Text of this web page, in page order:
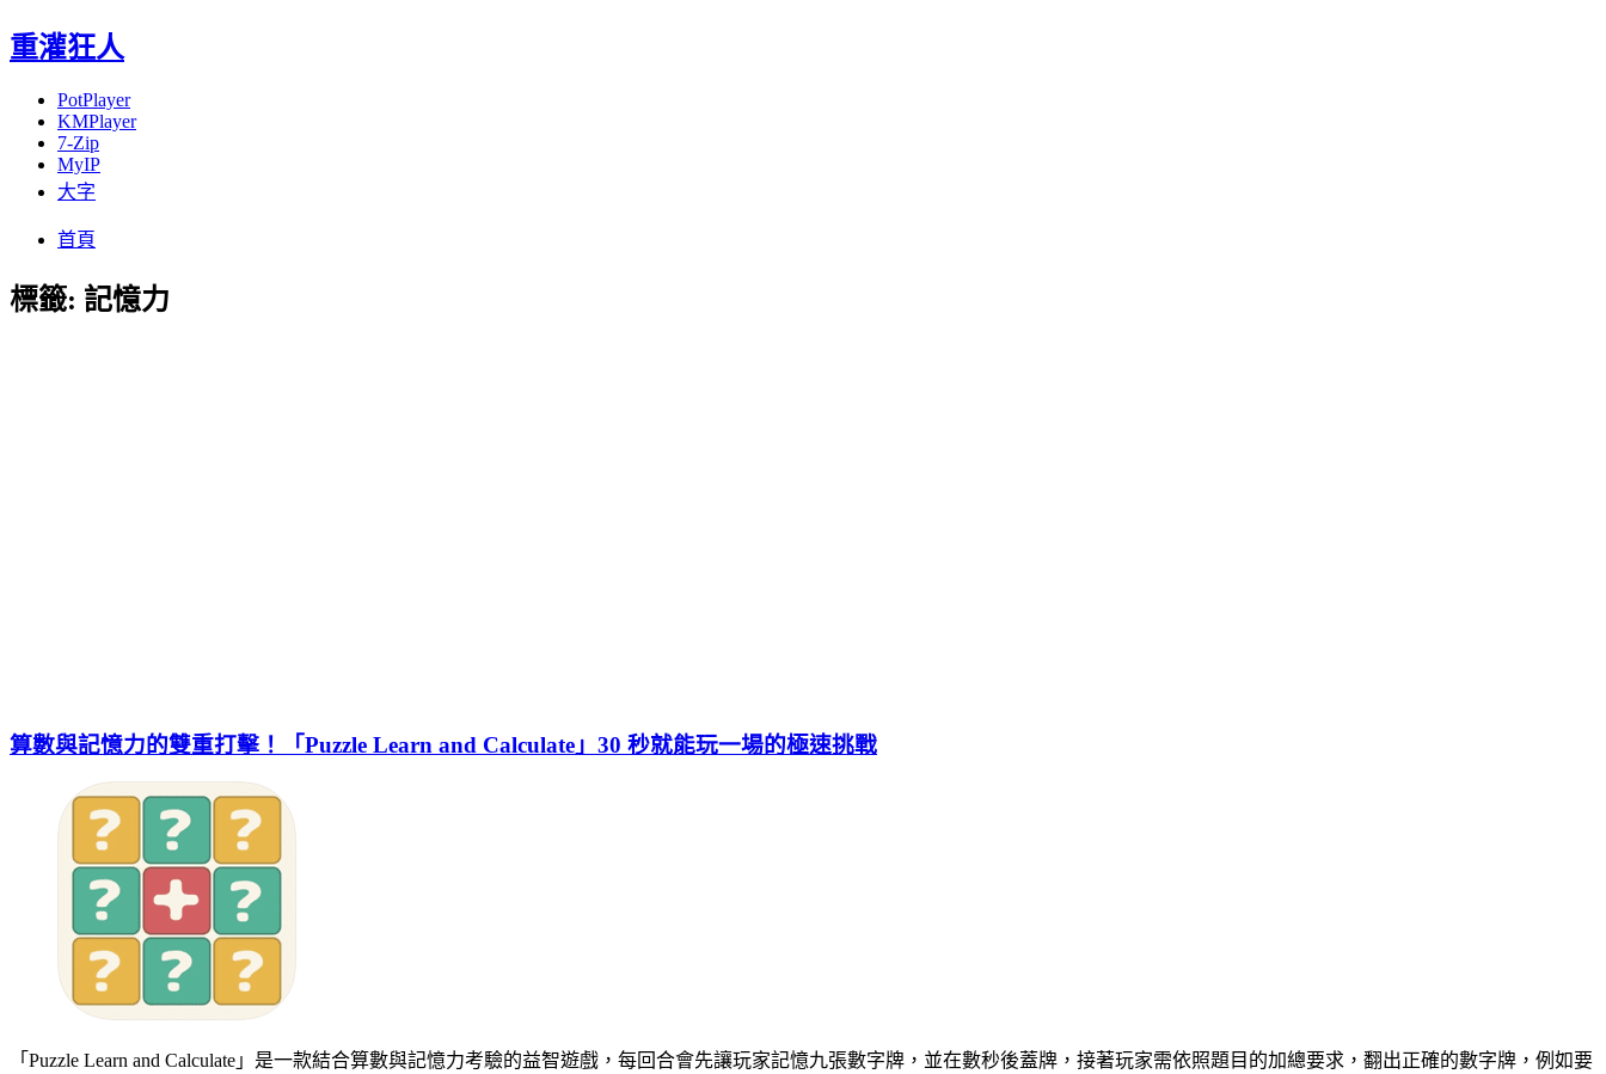
重灌狂人
PotPlayer
KMPlayer
7-Zip
MyIP
大字
首頁
標籤: 記憶力
算數與記憶力的雙重打擊！「Puzzle Learn and Calculate」30 秒就能玩一場的極速挑戰
「Puzzle Learn and Calculate」是一款結合算數與記憶力考驗的益智遊戲，每回合會先讓玩家記憶九張數字牌，並在數秒後蓋牌，接著玩家需依照題目的加總要求，翻出正確的數字牌，例如要